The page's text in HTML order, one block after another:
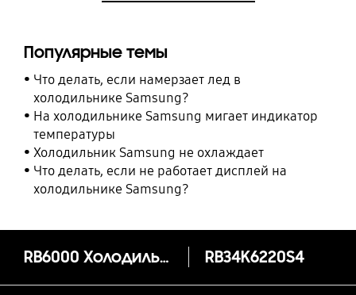
[RB34K6220S4/WT]
Популярные темы
Что делать, если намерзает лед в
холодильнике Samsung?
На холодильнике Samsung мигает индикатор
температуры
Холодильник Samsung не охлаждает
Что делать, если не работает дисплей на
холодильнике Samsung?
RB6000 Холодильник с увеличенным полезным объёмом SpaceMax™, 367 л RB34K6220S4